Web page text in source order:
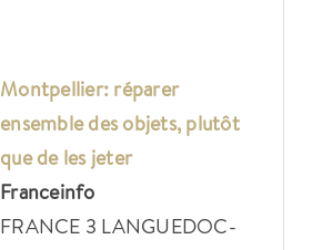
Montpellier: réparer
ensemble des objets, plutôt
que de les jeter
Franceinfo
FRANCE 3 LANGUEDOC-